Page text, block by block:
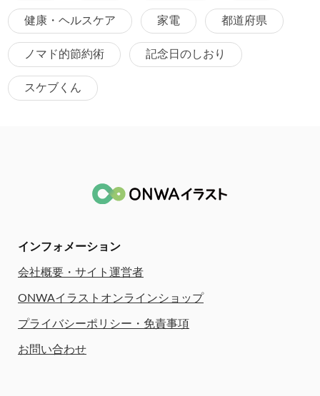
健康・ヘルスケア 家電 都道府県
ノマド的節約術 記念日のしおり
スケブくん
インフォメーション
会社概要・サイト運営者
ONWAイラストオンラインショップ
プライバシーポリシー・免責事項
お問い合わせ